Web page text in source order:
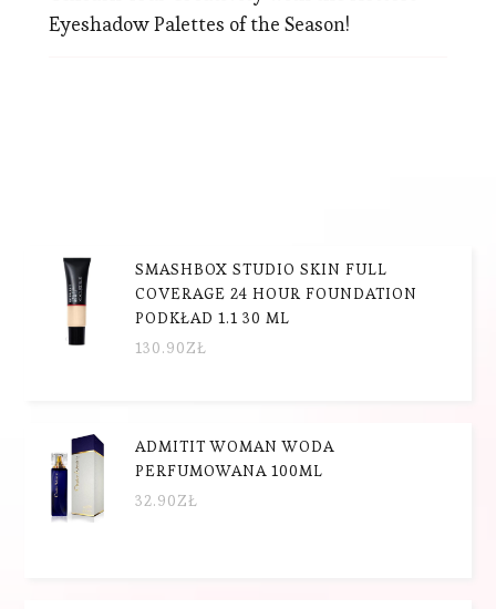
Eyeshadow Palettes of the Season!
SMASHBOX STUDIO SKIN FULL
COVERAGE 24 HOUR FOUNDATION
PODKŁAD 1.1 30 ML
130.90ZŁ
ADMITIT WOMAN WODA
PERFUMOWANA 100ML
32.90ZŁ